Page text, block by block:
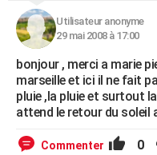
Utilisateur anonyme
29 mai 2008 à 17:00
bonjour , merci a marie
marseille et ici il ne fait
pluie ,la pluie et surtout
attend le retour du soleil
Commenter 0